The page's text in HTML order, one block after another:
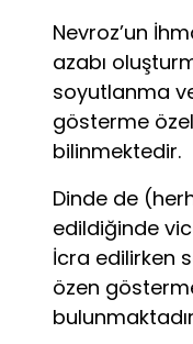
Nevroz’un
azabı
soyutlanma
gösterme
bilinmektedir.
Dinde de
edildiğinde
İcra edilirken
özen